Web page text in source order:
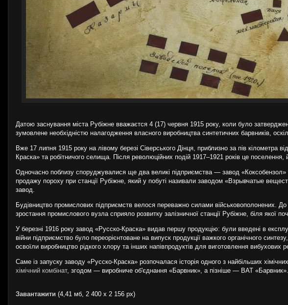
Датою заснування міста Рубіжне вважаєтся 4 (17) червня 1915 року, коли було
зумовлене необхідністю налагодження власного виробництва синтетичних барвників,
Вже 17 липня 1915 року на лівому березі Сіверського Дінця, приблизно за пів кілометра
Краска» та робітничого селища. Після революційних подій 1917–1921 років це
Одночасно поблизу споруджувалися ще два великі підприємства — завод
продажу пороху при станції Рубіжне, який у побуті називали заводом «Взрывчатые
завод.
Будівництво промислових підприємств велося переважно силами військовополонених. До
зростання промислового вузла сприяло розвитку залізничної станції Рубіжне, біля якої
У березні 1916 року завод «Русско-Краска» видав першу продукцію: були введені в
війни підприємство було переорієнтоване на випуск продукції важкого органічного
освоїли виробництво рідкого хлору та інших напівпродуктів для виготовлення вибухових
Саме із запуску заводу «Русско-Краска» розпочалася історія одного з найбільших
хімічний комбінат, згодом — виробниче об'єднання «Барвник», а пізніше — ВАТ «Барвник».
Завантажити (4,41 мб, 2 400 x 2 156 px)